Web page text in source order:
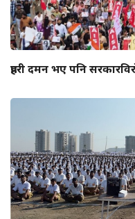
प्रहरी दमन भए पनि